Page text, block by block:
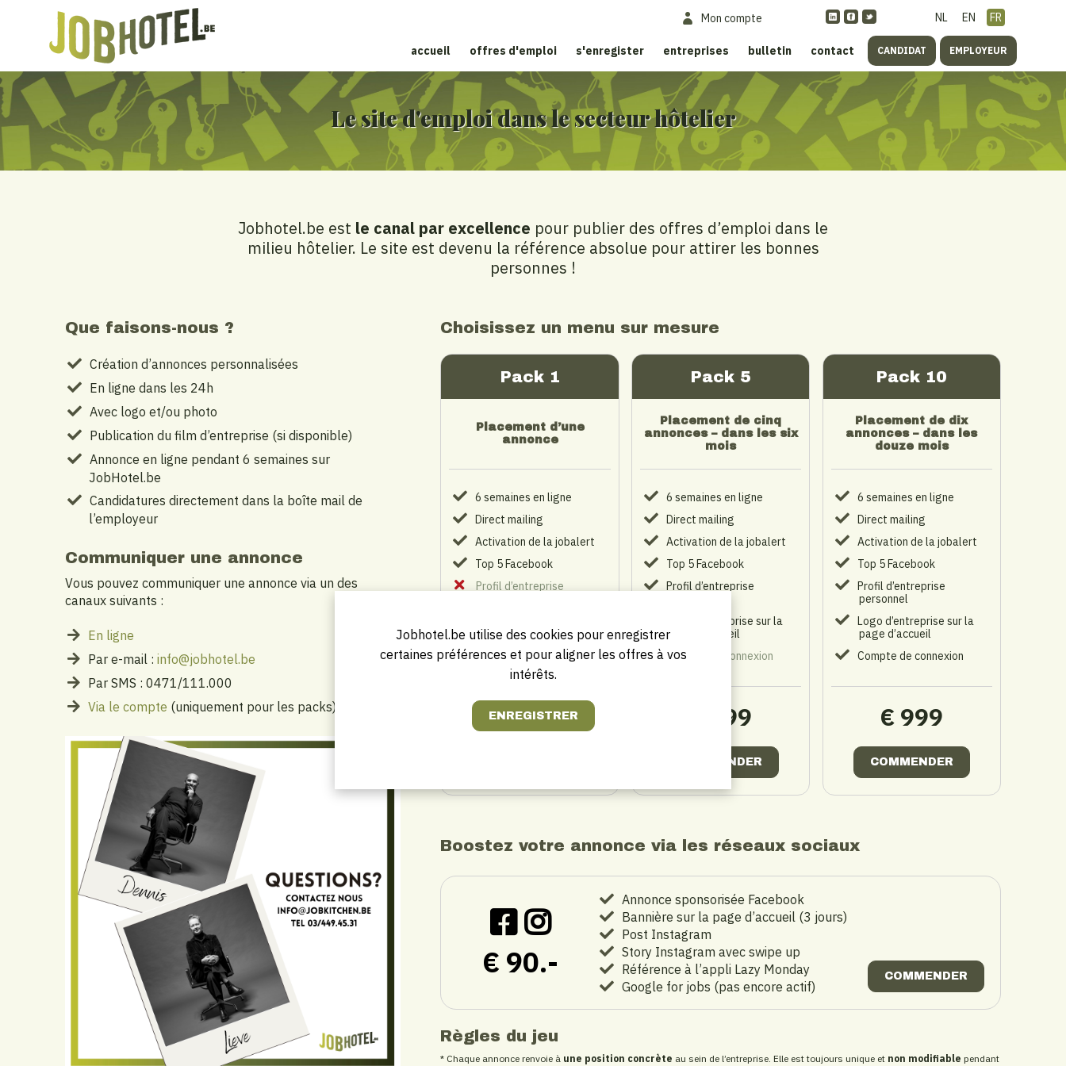
NL EN FR
Mon compte
accueil offres d'emploi s'enregister entreprises bulletin contact CANDIDAT EMPLOYEUR
Le site d'emploi dans le secteur hôtelier
Jobhotel.be est le canal par excellence pour publier des offres d’emploi dans le
milieu hôtelier. Le site est devenu la référence absolue pour attirer les bonnes
personnes !
Que faisons-nous ?
Création d’annonces personnalisées
En ligne dans les 24h
Avec logo et/ou photo
Publication du film d’entreprise (si disponible)
Annonce en ligne pendant 6 semaines sur
JobHotel.be
Candidatures directement dans la boîte mail de
l’employeur
Communiquer une annonce
Vous pouvez communiquer une annonce via un des
canaux suivants :
En ligne
Par e-mail : info@jobhotel.be
Par SMS : 0471/111.000
Via le compte (uniquement pour les packs)
Choisissez un menu sur mesure
Pack 1
Placement d’une
annonce
6 semaines en ligne
Direct mailing
Activation de la jobalert
Top 5 Facebook
Profil d’entreprise
page d’accueil
Compte de connexion
€ 149
Pack 5
Placement de cinq
annonces – dans les six
mois
6 semaines en ligne
Direct mailing
Activation de la jobalert
Top 5 Facebook
Profil d’entreprise
Logo d’entreprise sur la
page d’accueil
Compte de connexion
€ 599
COMMENDER
Pack 10
Placement de dix
annonces – dans les
douze mois
6 semaines en ligne
Direct mailing
Activation de la jobalert
Top 5 Facebook
Profil d’entreprise
personnel
Logo d’entreprise sur la
page d’accueil
Compte de connexion
€ 999
COMMENDER
Boostez votre annonce via les réseaux sociaux
€ 90.-
Annonce sponsorisée Facebook
Bannière sur la page d’accueil (3 jours)
Post Instagram
Story Instagram avec swipe up
Référence à l’appli Lazy Monday
Google for jobs (pas encore actif)
COMMENDER
Règles du jeu
* Chaque annonce renvoie à une position concrète au sein de l’entreprise. Elle est toujours unique et non modifiablependant
Jobhotel.be utilise des cookies pour enregistrer
certaines préférences et pour aligner les offres à vos
intérêts.